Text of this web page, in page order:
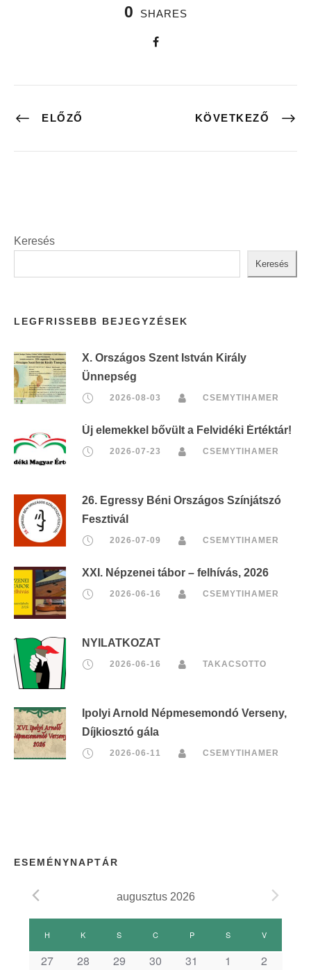
0 SHARES
ELŐZŐ KÖVETKEZŐ
Keresés
Keresés
LEGFRISSEBB BEJEGYZÉSEK
X. Országos Szent István Király
Ünnepség
2026-08-03 CSEMYTIHAMER
Új elemekkel bővült a Felvidéki Értéktár!
2026-07-23 CSEMYTIHAMER
26. Egressy Béni Országos Színjátszó
Fesztivál
2026-07-09 CSEMYTIHAMER
XXI. Népzenei tábor – felhívás, 2026
2026-06-16 CSEMYTIHAMER
NYILATKOZAT
2026-06-16 TAKACSOTTO
Ipolyi Arnold Népmesemondó Verseny,
Díjkiosztó gála
2026-06-11 CSEMYTIHAMER
ESEMÉNYNAPTÁR
augusztus 2026
EH K S CCSÜTÖRTÖK
PPÉNTEK SSZOMBAT
VVASÁRNAP
27 28 29 30 31 1
2